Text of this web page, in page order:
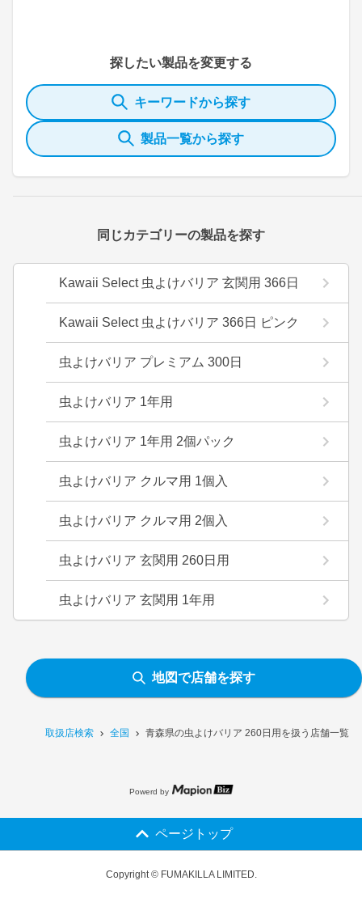
取扱店検索 全国 青森県の虫よけバリア 260日用を扱う店舗一覧
探したい製品を変更する
キーワードから探す
製品一覧から探す
同じカテゴリーの製品を探す
Kawaii Select 虫よけバリア 玄関用 366日
Kawaii Select 虫よけバリア 366日 ピンク
虫よけバリア プレミアム 300日
虫よけバリア 1年用
虫よけバリア 1年用 2個パック
虫よけバリア クルマ用 1個入
虫よけバリア クルマ用 2個入
虫よけバリア 玄関用 260日用
虫よけバリア 玄関用 1年用
地図で店舗を探す
Powerd by
ページトップ
Copyright © FUMAKILLA LIMITED.